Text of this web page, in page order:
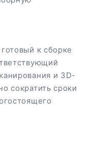
к сборке
и 3D-
сократить сроки